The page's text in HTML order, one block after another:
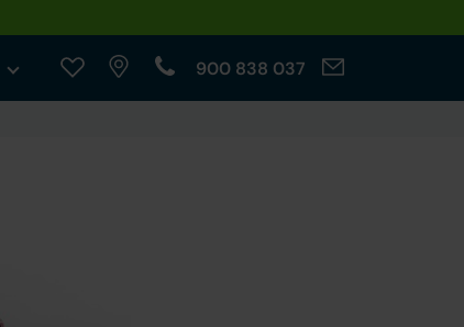
900 838 037